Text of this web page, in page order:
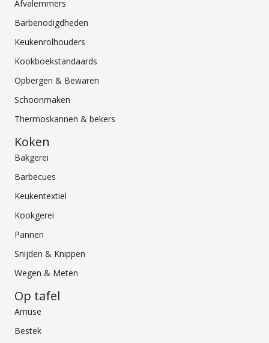
Afvalemmers
Barbenodigdheden
Keukenrolhouders
Kookboekstandaards
Opbergen & Bewaren
Schoonmaken
Thermoskannen & bekers
Koken
Bakgerei
Barbecues
Keukentextiel
Kookgerei
Pannen
Snijden & Knippen
Wegen & Meten
Op tafel
Amuse
Bestek